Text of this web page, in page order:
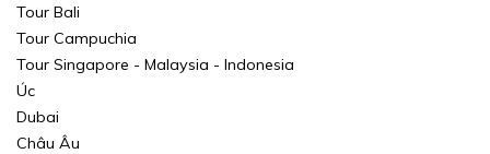
Tour Bali
Tour Campuchia
Tour Singapore - Malaysia - Indonesia
Úc
Dubai
Châu Âu